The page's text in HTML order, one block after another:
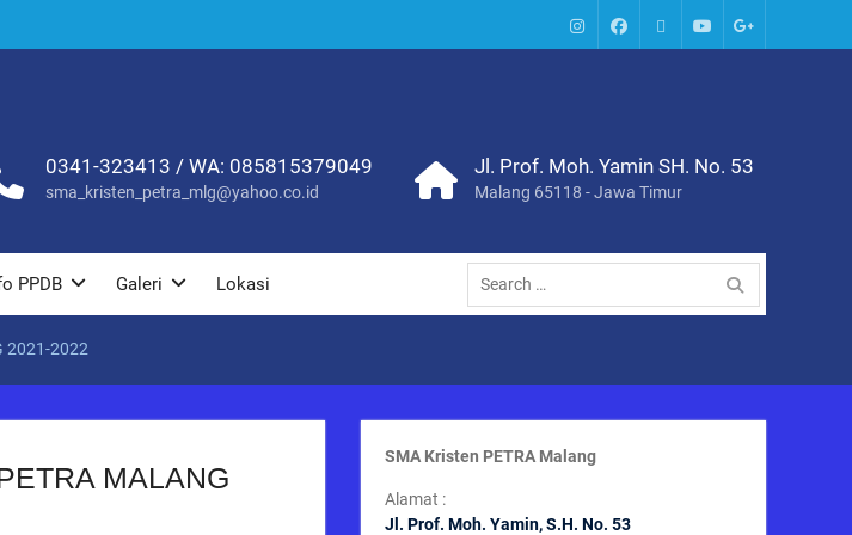
IG
FacebookWhatsapp
YoutubeGoogle+
0341-323413 / WA: 085815379049
sma_kristen_petra_mlg@yahoo.co.id
Jl. Prof. Moh. Yamin SH. No. 53
Malang 65118 - Jawa Timur
PPDB Galeri Lokasi
Search
for:
2021-2022
MALANG
SMA Kristen PETRA Malang
Alamat :
Jl. Prof. Moh. Yamin, S.H. No. 53